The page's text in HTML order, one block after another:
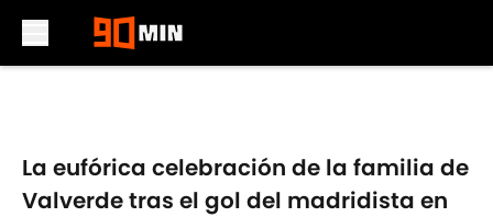
La eufórica celebración de la familia de
Valverde tras el gol del madridista en